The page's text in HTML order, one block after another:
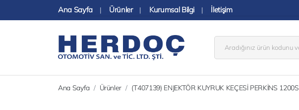
Ana Sayfa | Ürünler | Kurumsal Bilgi | İletişim
Ana Sayfa Ürünler (T407139) ENJEKTÖR KUYRUK KEÇESİ PERKİNS